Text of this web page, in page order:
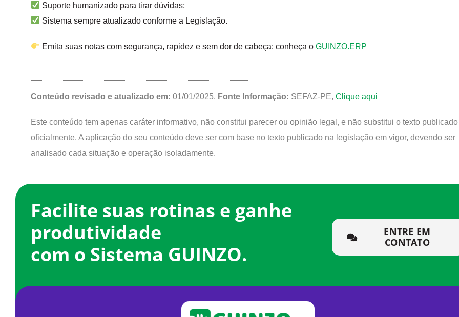
Suporte humanizado para tirar dúvidas;
Sistema sempre atualizado conforme a Legislação.
Emita suas notas com segurança, rapidez e sem dor de cabeça: conheça oGUINZO.ERP
Conteúdo revisado e atualizado em: 01/01/2025. Fonte Informação: SEFAZ-PE, Clique aqui
Este conteúdo tem apenas caráter informativo, não constitui parecer ou opinião legal, e não substitui o texto publicado
oficialmente. A aplicação do seu conteúdo deve ser com base no texto publicado na legislação em vigor, devendo ser
analisado cada situação e operação isoladamente.
Facilite suas rotinas e ganhe
produtividade
com o Sistema GUINZO.
ENTRE EM
CONTATO